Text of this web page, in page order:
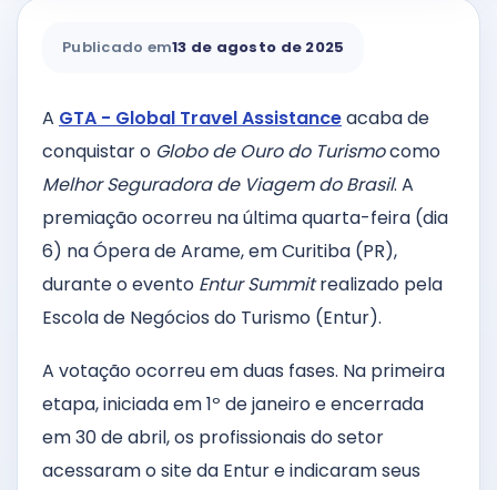
Publicado em13 de agosto de 2025
A GTA - Global Travel Assistanceacaba de
conquistar o Globo de Ouro do Turismocomo
Melhor Seguradora de Viagem do Brasil. A
premiação ocorreu na última quarta-feira (dia
6) na Ópera de Arame, em Curitiba (PR),
durante o evento Entur Summitrealizado pela
Escola de Negócios do Turismo (Entur).
A votação ocorreu em duas fases. Na primeira
etapa, iniciada em 1º de janeiro e encerrada
em 30 de abril, os profissionais do setor
acessaram o site da Entur e indicaram seus